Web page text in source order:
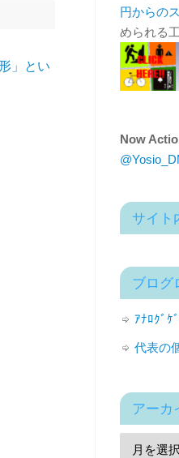
」とい
円からの
められる
Now
サイト
ブログ
ｱﾅﾛｸﾞｹ
代表の
アーカ